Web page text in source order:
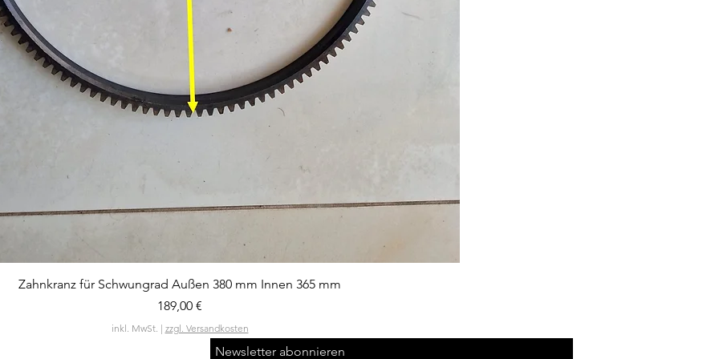
Schnellansicht
Zahnkranz für Schwungrad Außen 380 mm Innen 365 mm
Preis
189,00 €
inkl. MwSt. | zzgl. Versandkosten
Newsletter abonnieren